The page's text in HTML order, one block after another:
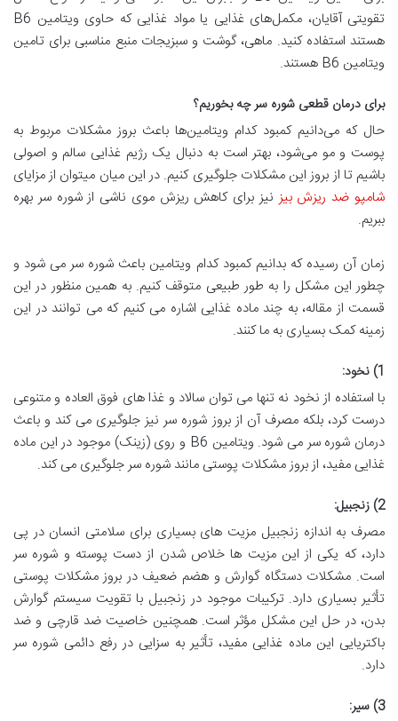
تقویتی آقایان، مکمل‌های غذایی یا مواد غذایی که حاوی ویتامین B6
هستند استفاده کنید. ماهی، گوشت و سبزیجات منبع مناسبی برای تامین
ویتامین B6 هستند.
برای درمان قطعی شوره سر چه بخوریم؟
حال که می‌دانیم کمبود کدام ویتامین‌ها باعث بروز مشکلات مربوط به
پوست و مو می‌شود، بهتر است به دنبال یک رژیم غذایی سالم و اصولی
باشیم تا از بروز این مشکلات جلوگیری کنیم. در این میان میتوان از مزایای
شامپو ضد ریزش بیزنیز برای کاهش ریزش موی ناشی از شوره سر بهره
ببریم.
زمان آن رسیده که بدانیم کمبود کدام ویتامین باعث شوره سر می شود و
چطور این مشکل را به طور طبیعی متوقف کنیم. به همین منظور در این
قسمت از مقاله، به چند ماده غذایی اشاره می کنیم که می توانند در این
زمینه کمک بسیاری به ما کنند.
1) نخود:
با استفاده از نخود نه تنها می توان سالاد و غذا های فوق العاده و متنوعی
درست کرد، بلکه مصرف آن از بروز شوره سر نیز جلوگیری می کند و باعث
درمان شوره سر می شود. ویتامین B6 و روی (زینک) موجود در این ماده
غذایی مفید، از بروز مشکلات پوستی مانند شوره سر جلوگیری می کند.
2) زنجبیل:
مصرف به اندازه زنجبیل مزیت های بسیاری برای سلامتی انسان در پی
دارد، که یکی از این مزیت ها خلاص شدن از دست پوسته و شوره سر
است. مشکلات دستگاه گوارش و هضم ضعیف در بروز مشکلات پوستی
تأثیر بسیاری دارد. ترکیبات موجود در زنجبیل با تقویت سیستم گوارش
بدن، در حل این مشکل مؤثر است. همچنین خاصیت ضد قارچی و ضد
باکتریایی این ماده غذایی مفید، تأثیر به سزایی در رفع دائمی شوره سر
دارد.
3) سیر: